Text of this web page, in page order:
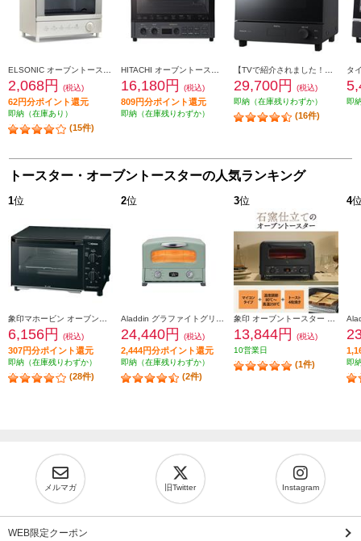
2,068円 (税込)
62円分ポイント還元
即納（在庫あり）
(15件)
16,180円 (税込)
809円分ポイント還元
即納（在庫残りわずか）
29,700円
(税込)
即納（在庫残りわずか）
(16件)
即
トースター・オーブントースターの人気ランキング
1位
6,156円 (税込)
307円分ポイント還元
即納（在庫残りわずか）
(28件)
2位
24,440円 (税込)
2,444円分ポイント還元
即納（在庫残りわずか）
(2件)
3位
13,844円
(税込)
10営業日
(1件)
4
即
メルマガ 旧Twitter Instagram
WEB限定クーポン